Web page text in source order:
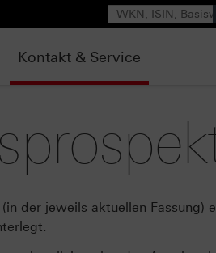
Suche
Kontakt & Service
der jeweils aktuellen Fassung)